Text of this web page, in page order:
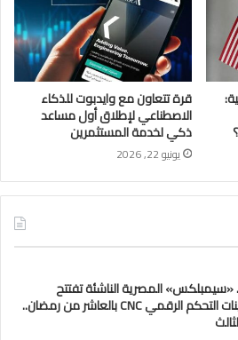
قرة تتعاون مع وايدبوت للذكاء
الاصطناعي لإطلاق أول مساعد
ذكي لخدمة المستثمرين
يونيو 22, 2026
دولار.. «سيمبلكس» المصرية الناشئة تفتتح
مصنعها الجديد لتصنيع ماكينات التحكم الرقمي CNC بالعاشر من رمضان..